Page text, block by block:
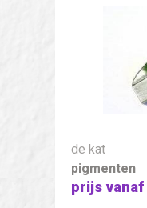
de kat
pigmenten
prijs vanaf